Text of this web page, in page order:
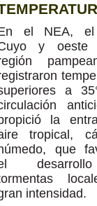
el NEA, el
y
a
la
tropical,
que
intensidad.